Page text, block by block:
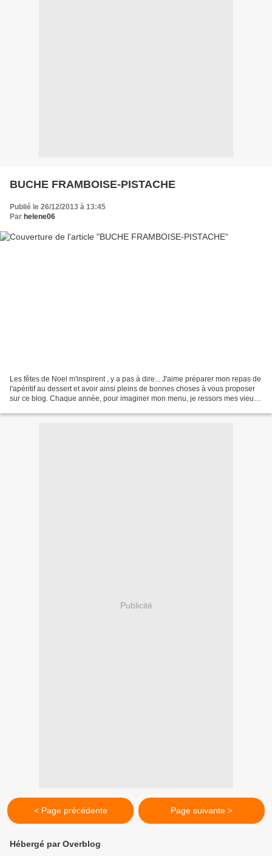
BUCHE FRAMBOISE-PISTACHE
Publié le 26/12/2013 à 13:45
Par helene06
Les fêtes de Noel m'inspirent , y a pas à dire... J'aime préparer mon repas de
l'apéritif au dessert et avoir ainsi pleins de bonnes choses à vous proposer
sur ce blog. Chaque année, pour imaginer mon menu, je ressors mes vieux
Publicité
< Page précédente Page suivante >
Hébergé par Overblog